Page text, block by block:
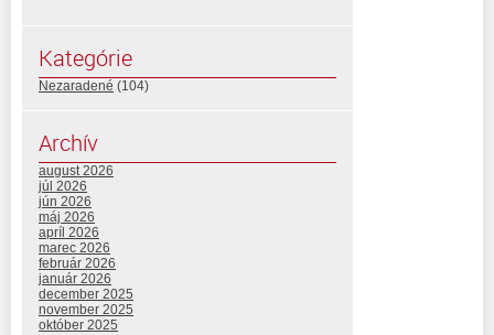
Kategórie
Nezaradené (104)
Archív
august 2026
júl 2026
jún 2026
máj 2026
apríl 2026
marec 2026
február 2026
január 2026
december 2025
november 2025
október 2025